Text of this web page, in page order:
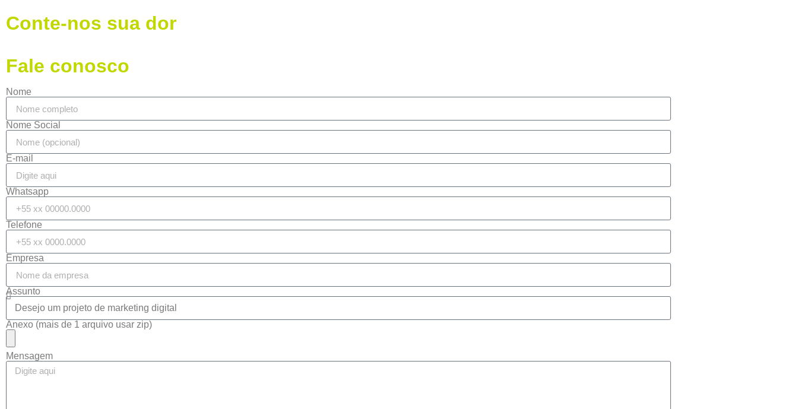
Conte-nos sua dor
Fale conosco
Nome
Nome Social
E-mail
Whatsapp
Telefone
Empresa
Assunto
Anexo (mais de 1 arquivo usar zip)
Mensagem